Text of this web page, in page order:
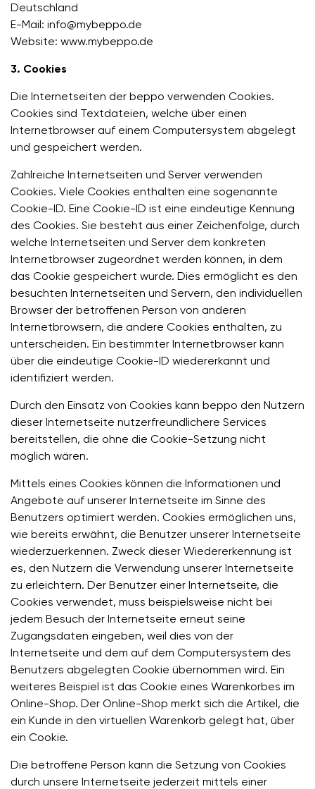
Deutschland
E-Mail: info@mybeppo.de
Website: www.mybeppo.de
3. Cookies
Die Internetseiten der beppo verwenden Cookies.
Cookies sind Textdateien, welche über einen
Internetbrowser auf einem Computersystem abgelegt
und gespeichert werden.
Zahlreiche Internetseiten und Server verwenden
Cookies. Viele Cookies enthalten eine sogenannte
Cookie-ID. Eine Cookie-ID ist eine eindeutige Kennung
des Cookies. Sie besteht aus einer Zeichenfolge, durch
welche Internetseiten und Server dem konkreten
Internetbrowser zugeordnet werden können, in dem
das Cookie gespeichert wurde. Dies ermöglicht es den
besuchten Internetseiten und Servern, den individuellen
Browser der betroffenen Person von anderen
Internetbrowsern, die andere Cookies enthalten, zu
unterscheiden. Ein bestimmter Internetbrowser kann
über die eindeutige Cookie-ID wiedererkannt und
identifiziert werden.
Durch den Einsatz von Cookies kann beppo den Nutzern
dieser Internetseite nutzerfreundlichere Services
bereitstellen, die ohne die Cookie-Setzung nicht
möglich wären.
Mittels eines Cookies können die Informationen und
Angebote auf unserer Internetseite im Sinne des
Benutzers optimiert werden. Cookies ermöglichen uns,
wie bereits erwähnt, die Benutzer unserer Internetseite
wiederzuerkennen. Zweck dieser Wiedererkennung ist
es, den Nutzern die Verwendung unserer Internetseite
zu erleichtern. Der Benutzer einer Internetseite, die
Cookies verwendet, muss beispielsweise nicht bei
jedem Besuch der Internetseite erneut seine
Zugangsdaten eingeben, weil dies von der
Internetseite und dem auf dem Computersystem des
Benutzers abgelegten Cookie übernommen wird. Ein
weiteres Beispiel ist das Cookie eines Warenkorbes im
Online-Shop. Der Online-Shop merkt sich die Artikel, die
ein Kunde in den virtuellen Warenkorb gelegt hat, über
ein Cookie.
Die betroffene Person kann die Setzung von Cookies
durch unsere Internetseite jederzeit mittels einer